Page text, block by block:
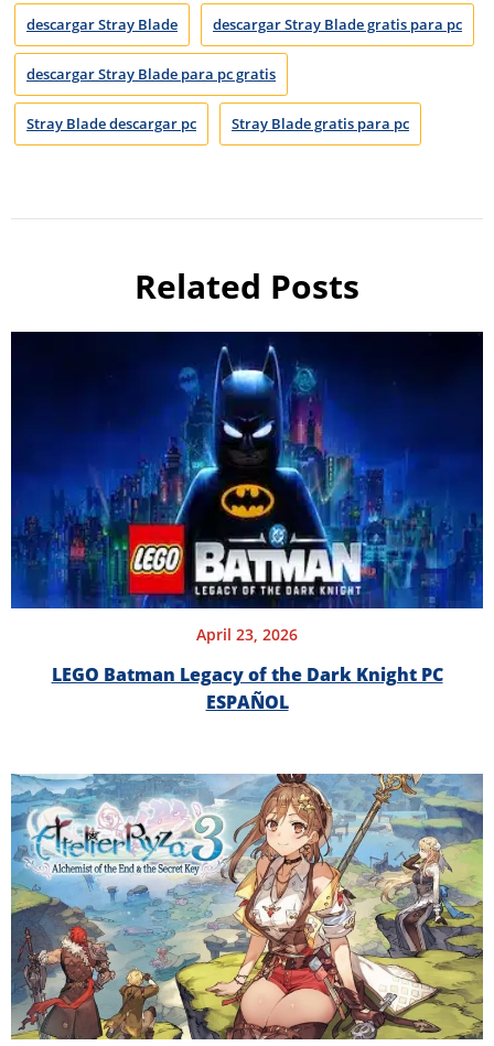
descargar Stray Blade descargar Stray Blade gratis para pc
descargar Stray Blade para pc gratis
Stray Blade descargar pc Stray Blade gratis para pc
Related Posts
April 23, 2026
LEGO Batman Legacy of the Dark Knight PC
ESPAÑOL